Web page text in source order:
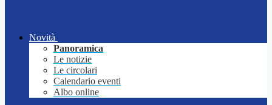
Novità
Panoramica
Le notizie
Le circolari
Calendario eventi
Albo online